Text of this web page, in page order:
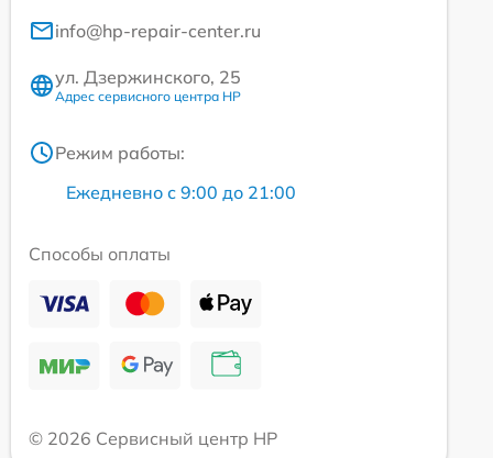
info@hp-repair-center.ru
ул. Дзержинского, 25
Адрес сервисного центра HP
Режим работы:
Ежедневно с 9:00 до 21:00
Способы оплаты
© 2026 Сервисный центр HP